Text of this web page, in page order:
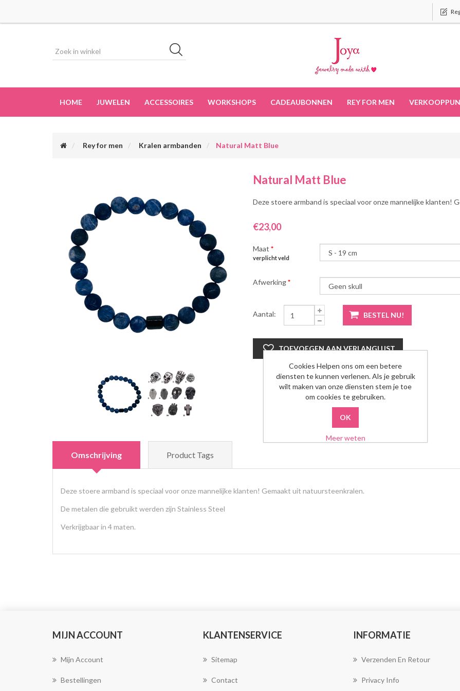
HOME JUWELEN ACCESSOIRES WORKSHOPS CADEAUBONNEN REY FOR MEN
Rey for men Kralen armbanden Natural Matt Blue
Natural Matt Blue
Deze stoere armband is speciaal voor onze mannelijke klanten!
€23,00
Maat *
verplicht veld
Afwerking*
Aantal:
Omschrijving Product Tags
Deze stoere armband is speciaal voor onze mannelijke klanten! Gemaakt uit natuursteenkralen.
De metalen die gebruikt werden zijn Stainless Steel
Verkrijgbaar in 4 maten.
MIJN ACCOUNT
Mijn Account
Bestellingen
KLANTENSERVICE
Sitemap
Contact
INFORMATIE
Verzenden En Retour
Privacy Info
Cookies Helpen ons om een betere
diensten te kunnen verlenen. Als je gebruik
wilt maken van onze diensten stem je toe
om cookies te gebruiken.
Meer weten